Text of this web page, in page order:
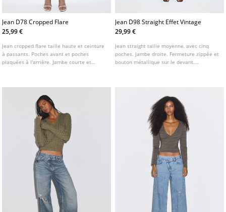
Jean D78 Cropped Flare
25,99 €
Jean cropped flare taille haute et ceinture
à passants. Poches avant et poches
plaquées à l'arrière. Jambe courte et
plusieurs couleurs.
Jean D98 Straight Effet Vintage
29,99 €
Jean straight taille moyenne, avec cinq
poches. Jambe droite. Fermeture zippée et
bouton métallique sur le devant.